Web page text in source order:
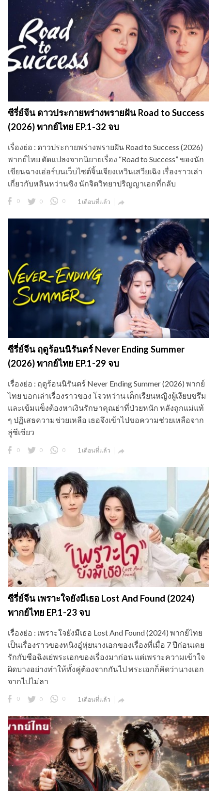
ซีรี่ย์จีน ดาวประกายพร่างพรายฝัน Road to Success
(2026) พากย์ไทย EP.1-32 จบ
เรื่องย่อ : ดาวประกายพร่างพรายฝัน Road to Success (2026)
พากย์ไทย ดัดแปลงจากนิยายเรื่อง “Road to Success” ของนัก
เขียนฉางเอ่อร์บนเว็บไซต์จิ้นเจียงเหวินเสวียเฉิง เรื่องราวเล่า
เกี่ยวกับหลินหว่านซิง นักจิตวิทยาปริญญาเอกที่กลับ
0 0 0 1 เดือนที่แล้ว 
ซีรี่ย์จีน ฤดูร้อนนิรันดร์ Never Ending Summer
(2026) พากย์ไทย EP.1-29 จบ
เรื่องย่อ : ฤดูร้อนนิรันดร์ Never Ending Summer (2026) พากย์
ไทย บอกเล่าเรื่องราวของ โจวหว่าน เด็กเรียนหญิงผู้เงียบขรึม
และเข้มแข็งต้องหาเงินรักษาคุณย่าที่ป่วยหนัก หลังถูกแม่แท้
ๆ ปฏิเสธความช่วยเหลือ เธอจึงเข้าไปขอความช่วยเหลือจาก
ลู่ซีเซียว
0 0 0 1 เดือนที่แล้ว 
ซีรี่ย์จีน เพราะใจยังมีเธอ Lost And Found (2024)
พากย์ไทย EP.1-23 จบ
เรื่องย่อ : เพราะใจยังมีเธอ Lost And Found (2024) พากย์ไทย
เป็นเรื่องราวของหนิงอู๋หุ่ยนางเอกของเรื่องที่เมื่อ 7 ปีก่อนเคย
รักกับซือฉิงเย่พระเอกของเรื่องมาก่อน แต่เพราะความเข้าใจ
ผิดบางอย่างทำให้ทั้งคู่ต้องจากกันไป พระเอกก็คิดว่านางเอก
จากไปไม่ลา
0 0 0 1 เดือนที่แล้ว 